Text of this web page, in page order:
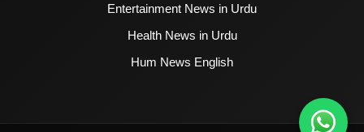
Entertainment News in Urdu
Health News in Urdu
Hum News English